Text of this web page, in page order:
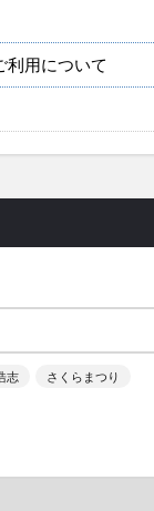
利用について
志
さくらまつり